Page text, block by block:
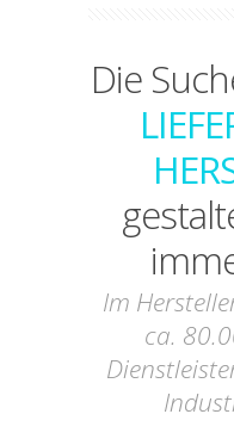
Die
Im
ca.